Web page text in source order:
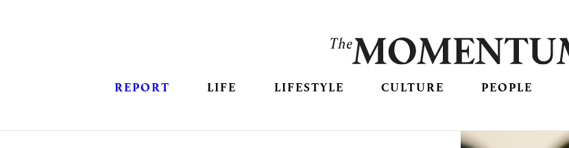
REPORT LIFE LIFESTYLE CULTURE PEOPLE